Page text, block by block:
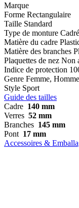
Marque
Forme Rectangulaire
Taille Standard
Type de monture
Matière du cadre
Matière des branches
Plaquettes de nez Non
Indice de protection
Genre Femme, Homme
Style Sport
Guide des tailles
Cadre 140 mm
Verres 52 mm
Branches 145 mm
Pont 17 mm
Accessoires &